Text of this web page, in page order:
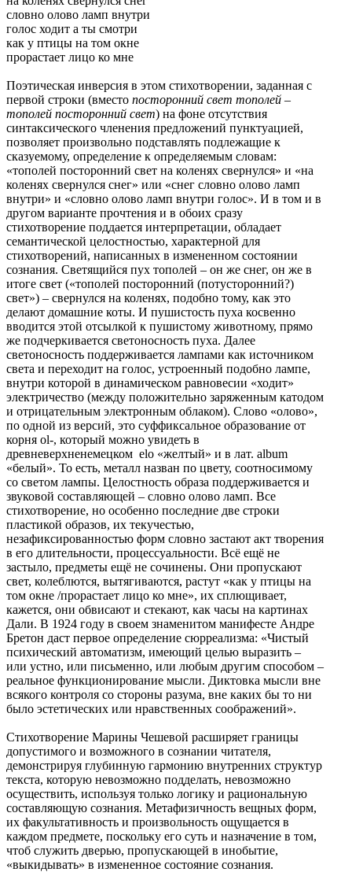
словно олово ламп внутри
голос ходит а ты смотри
как у птицы на том окне
прорастает лицо ко мне
Поэтическая инверсия в этом стихотворении, заданная с
первой строки (вместо посторонний свет тополей –
тополей посторонний свет) на фоне отсутствия
синтаксического членения предложений пунктуацией,
позволяет произвольно подставлять подлежащие к
сказуемому, определение к определяемым словам:
«тополей посторонний свет на коленях свернулся» и «на
коленях свернулся снег» или «снег словно олово ламп
внутри» и «словно олово ламп внутри голос». И в том и в
другом варианте прочтения и в обоих сразу
стихотворение поддается интерпретации, обладает
семантической целостностью, характерной для
стихотворений, написанных в измененном состоянии
сознания. Светящийся пух тополей – он же снег, он же в
итоге свет («тополей посторонний (потусторонний?)
свет») – свернулся на коленях, подобно тому, как это
делают домашние коты. И пушистость пуха косвенно
вводится этой отсылкой к пушистому животному, прямо
же подчеркивается светоносность пуха. Далее
светоносность поддерживается лампами как источником
света и переходит на голос, устроенный подобно лампе,
внутри которой в динамическом равновесии «ходит»
электричество (между положительно заряженным катодом
и отрицательным электронным облаком). Слово «олово»,
по одной из версий, это суффиксальное образование от
корня ol-, который можно увидеть в
древневерхненемецком elo «желтый» и в лат. album
«белый». То есть, металл назван по цвету, соотносимому
со светом лампы. Целостность образа поддерживается и
звуковой составляющей – словно олово ламп. Все
стихотворение, но особенно последние две строки
пластикой образов, их текучестью,
незафиксированностью форм словно застают акт творения
в его длительности, процессуальности. Всё ещё не
застыло, предметы ещё не сочинены. Они пропускают
свет, колеблются, вытягиваются, растут «как у птицы на
том окне /прорастает лицо ко мне», их сплющивает,
кажется, они обвисают и стекают, как часы на картинах
Дали. В 1924 году в своем знаменитом манифесте Андре
Бретон даст первое определение сюрреализма: «Чистый
психический автоматизм, имеющий целью выразить –
или устно, или письменно, или любым другим способом –
реальное функционирование мысли. Диктовка мысли вне
всякого контроля со стороны разума, вне каких бы то ни
было эстетических или нравственных соображений».
Стихотворение Марины Чешевой расширяет границы
допустимого и возможного в сознании читателя,
демонстрируя глубинную гармонию внутренних структур
текста, которую невозможно подделать, невозможно
осуществить, используя только логику и рациональную
составляющую сознания. Метафизичность вещных форм,
их факультативность и произвольность ощущается в
каждом предмете, поскольку его суть и назначение в том,
чтоб служить дверью, пропускающей в инобытие,
«выкидывать» в измененное состояние сознания.